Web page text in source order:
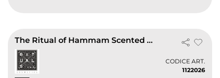
The Ritual of Hammam Scented Candle 290g
CODICE ART.
1122026